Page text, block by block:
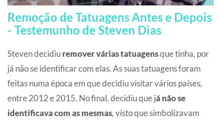
Remoção de Tatuagens Antes e Depois
- Testemunho de Steven Dias
Steven decidiuremover várias tatuagensque tinha, por
já não se identificar com elas. As suas tatuagens foram
feitas numa época em que decidiu visitar vários países,
entre 2012 e 2015. No final, decidiu que já não se
identificava com as mesmas, visto que simbolizavam